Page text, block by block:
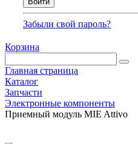
Забыли свой пароль?
Корзина
Главная страница
Каталог
Запчасти
Электронные компоненты
Приемный модуль MIE Attivo